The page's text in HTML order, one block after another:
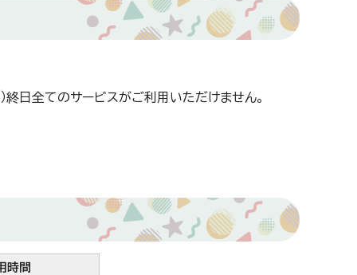
日全てのサービスがご利用いただけません。
時間